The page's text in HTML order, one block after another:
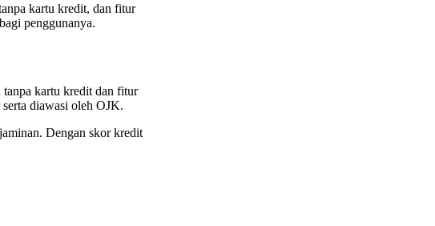
kartu kredit, dan fitur
penggunanya.
kartu kredit dan fitur
diawasi oleh OJK.
Dengan skor kredit